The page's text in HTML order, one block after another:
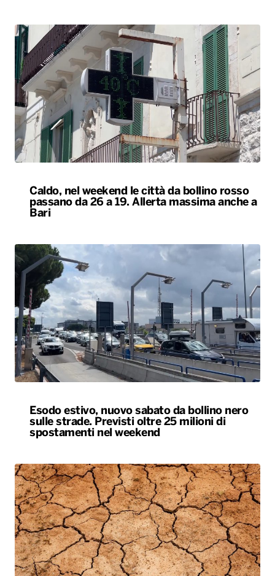
Caldo, nel weekend le città da bollino rosso
passano da 26 a 19. Allerta massima anche a
Bari
Esodo estivo, nuovo sabato da bollino nero
sulle strade. Previsti oltre 25 milioni di
spostamenti nel weekend